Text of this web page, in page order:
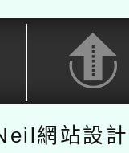
網站設